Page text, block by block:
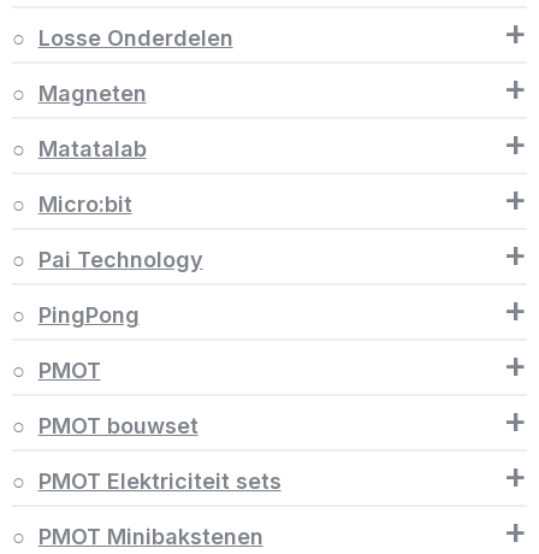
Losse Onderdelen +
Magneten +
Matatalab +
Micro:bit +
Pai Technology +
PingPong +
PMOT +
PMOT bouwset +
PMOT Elektriciteit sets +
PMOT Minibakstenen +